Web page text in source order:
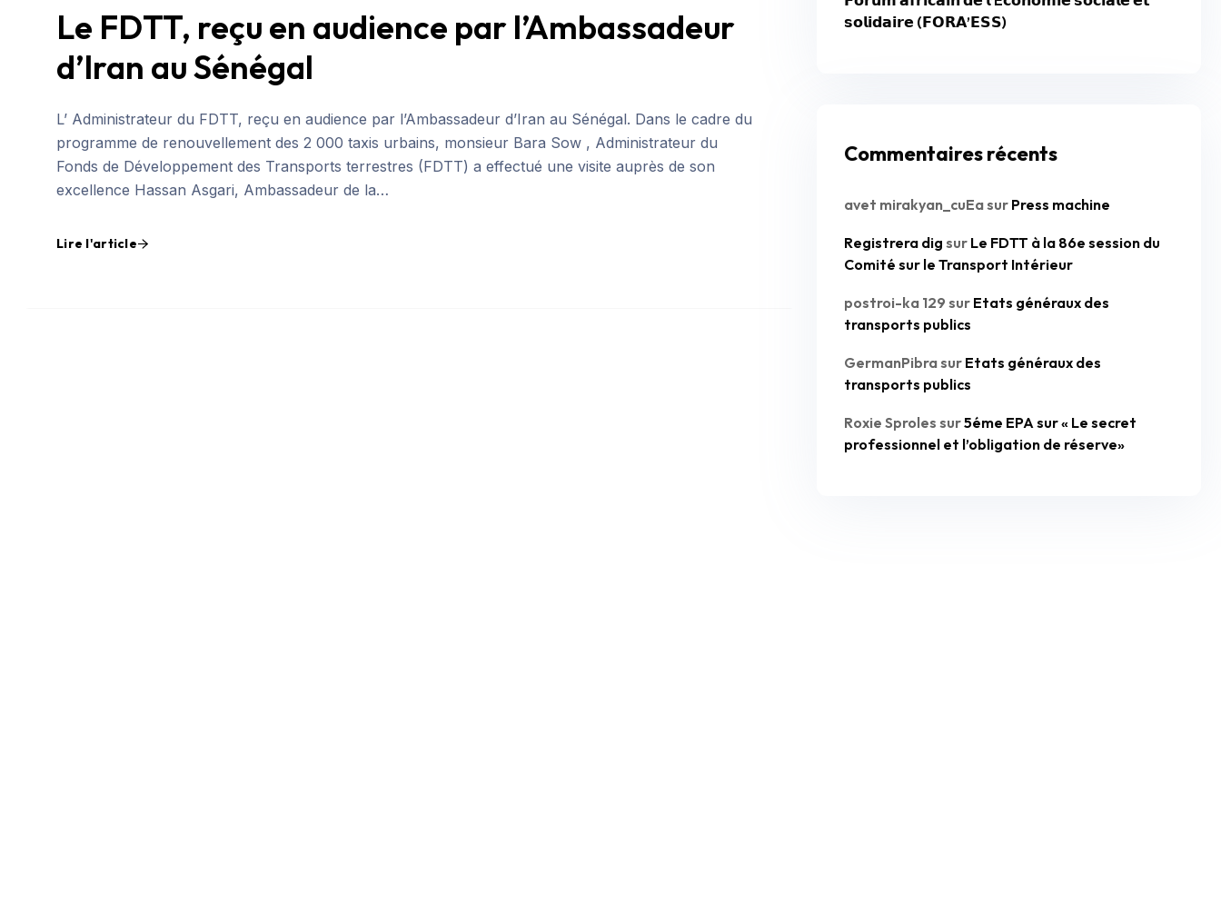
Le FDTT, reçu en audience par l’Ambassadeur
d’Iran au Sénégal
L’ Administrateur du FDTT, reçu en audience par l’Ambassadeur d’Iran au Sénégal. Dans le cadre du
programme de renouvellement des 2 000 taxis urbains, monsieur Bara Sow , Administrateur du
Fonds de Développement des Transports terrestres (FDTT) a effectué une visite auprès de son
excellence Hassan Asgari, Ambassadeur de la…
Lire l'article
𝘀𝗼𝗹𝗶𝗱𝗮𝗶𝗿𝗲 (𝗙𝗢𝗥𝗔’𝗘𝗦𝗦)
Commentaires récents
avet mirakyan_cuEasur Press machine
Registrera dig sur Le FDTT à la 86e session du
Comité sur le Transport Intérieur
postroi-ka 129 sur Etats généraux des
transports publics
GermanPibrasur Etats généraux des
transports publics
Roxie Sproles sur5éme EPA sur « Le secret
professionnel et l’obligation de réserve»